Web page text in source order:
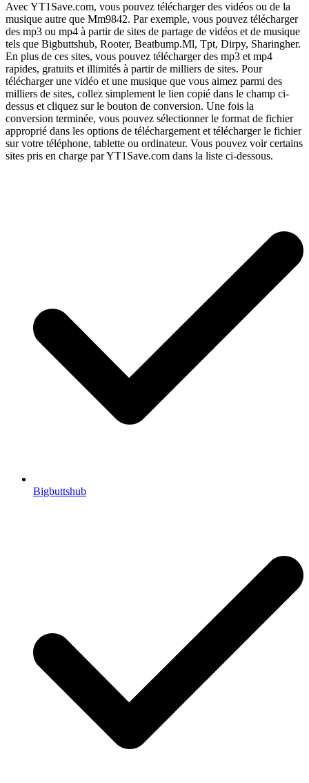
Avec YT1Save.com, vous pouvez télécharger des vidéos ou de la
musique autre que Mm9842. Par exemple, vous pouvez télécharger
des mp3 ou mp4 à partir de sites de partage de vidéos et de musique
tels que Bigbuttshub, Rooter, Beatbump.Ml, Tpt, Dirpy, Sharingher.
En plus de ces sites, vous pouvez télécharger des mp3 et mp4
rapides, gratuits et illimités à partir de milliers de sites. Pour
télécharger une vidéo et une musique que vous aimez parmi des
milliers de sites, collez simplement le lien copié dans le champ ci-
dessus et cliquez sur le bouton de conversion. Une fois la
conversion terminée, vous pouvez sélectionner le format de fichier
approprié dans les options de téléchargement et télécharger le fichier
sur votre téléphone, tablette ou ordinateur. Vous pouvez voir certains
sites pris en charge par YT1Save.com dans la liste ci-dessous.
Bigbuttshub